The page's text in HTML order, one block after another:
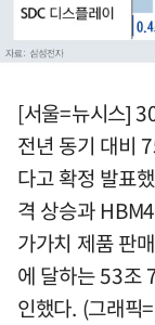
[서울=뉴시스]
전년 동기 대비
다고 확정 발표
격 상승과
가가치 제품 판
에 달하는 53조
인했다. (그래픽